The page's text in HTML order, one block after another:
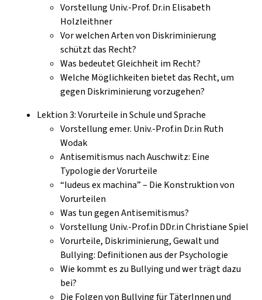
Vorstellung Univ.-Prof. Dr.in Elisabeth
Holzleithner
Vor welchen Arten von Diskriminierung
schützt das Recht?
Was bedeutet Gleichheit im Recht?
Welche Möglichkeiten bietet das Recht, um
gegen Diskriminierung vorzugehen?
Lektion 3: Vorurteile in Schule und Sprache
Vorstellung emer. Univ.-Prof.in Dr.in Ruth
Wodak
Antisemitismus nach Auschwitz: Eine
Typologie der Vorurteile
“Iudeus ex machina” – Die Konstruktion von
Vorurteilen
Was tun gegen Antisemitismus?
Vorstellung Univ.-Prof.in DDr.in Christiane Spiel
Vorurteile, Diskriminierung, Gewalt und
Bullying: Definitionen aus der Psychologie
Wie kommt es zu Bullying und wer trägt dazu
bei?
Die Folgen von Bullying für TäterInnen und